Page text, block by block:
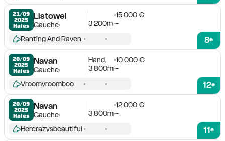
21/09
2025
Haies
Listowel
Gauche
15 000 €
3 200m -
8e
Ranting And Raven
20/09
2025
Haies
Navan
Gauche
Hand.
10 000 €
3 800m -
12e
Vroomvroomboo
20/09
2025
Haies
Navan
Gauche
12 000 €
3 800m -
11e
Hercrazysbeautiful